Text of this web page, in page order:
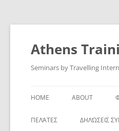
Skip
content
Athens
Seminars by Travelling
HOME ABOUT
ΠΕΛΆΤΕΣ ΔΗΛΏΣΕΙΣ